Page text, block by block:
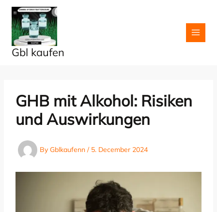
Skip
content
Gbl kaufen
GHB mit Alkohol: Risiken
und Auswirkungen
By Gblkaufenn / 5. December 2024